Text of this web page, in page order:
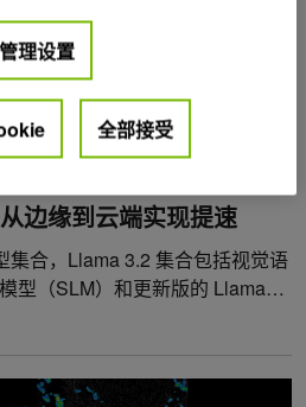
边缘到云端实现提速
集合，Llama 3.2 集合包括视觉语
型（SLM）和更新版的 Llama…
管理设置
全部接受